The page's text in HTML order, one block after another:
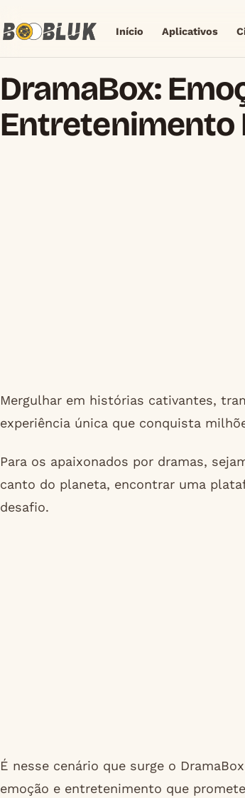
Início Aplicativos
DramaBox:
Entretenimento
Mergulhar em histórias cativantes,
experiência única que conquista
Para os apaixonados por dramas,
canto do planeta, encontrar uma
desafio.
É nesse cenário que surge o
emoção e entretenimento que